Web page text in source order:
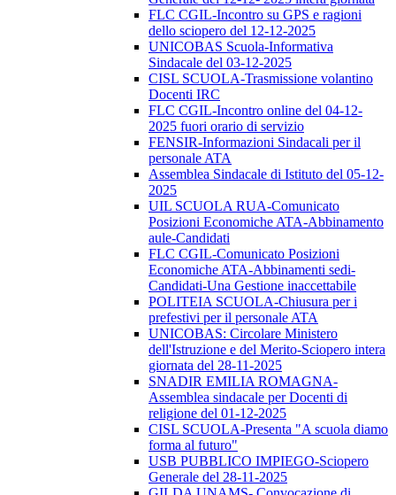
FLC CGIL-Incontro su GPS e ragioni
dello sciopero del 12-12-2025
UNICOBAS Scuola-Informativa
Sindacale del 03-12-2025
CISL SCUOLA-Trasmissione volantino
Docenti IRC
FLC CGIL-Incontro online del 04-12-
2025 fuori orario di servizio
FENSIR-Informazioni Sindacali per il
personale ATA
Assemblea Sindacale di Istituto del 05-12-
2025
UIL SCUOLA RUA-Comunicato
Posizioni Economiche ATA-Abbinamento
aule-Candidati
FLC CGIL-Comunicato Posizioni
Economiche ATA-Abbinamenti sedi-
Candidati-Una Gestione inaccettabile
POLITEIA SCUOLA-Chiusura per i
prefestivi per il personale ATA
UNICOBAS: Circolare Ministero
dell'Istruzione e del Merito-Sciopero intera
giornata del 28-11-2025
SNADIR EMILIA ROMAGNA-
Assemblea sindacale per Docenti di
religione del 01-12-2025
CISL SCUOLA-Presenta "A scuola diamo
forma al futuro"
USB PUBBLICO IMPIEGO-Sciopero
Generale del 28-11-2025